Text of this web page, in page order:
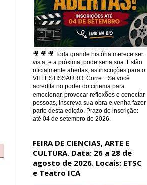
🎥 🎥 🎥 Toda grande história merece ser
vista, e a próxima, pode ser a sua. Estão
oficialmente abertas, as inscrições para o
VII FESTISSAURO. Corre... Se você
acredita no poder do cinema para
emocionar, provocar reflexões e conectar
pessoas, inscreva sua obra e venha fazer
parte desta edição. Prazo de inscrição:
até 04 de setembro de 2026.
FEIRA DE CIENCIAS, ARTE E
CULTURA. Data: 26 a 28 de
agosto de 2026. Locais: ETSC
e Teatro ICA